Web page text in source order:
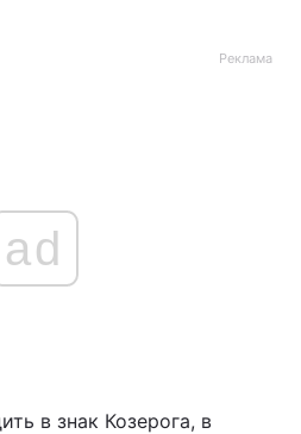
Війна
Реклама
ad
в знак Козерога, в